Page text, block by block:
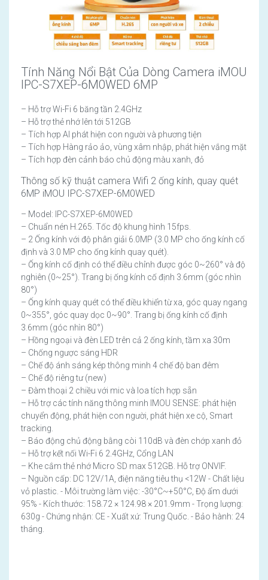
Tính Năng Nổi Bật Của Dòng Camera iMOU
IPC-S7XEP-6M0WED 6MP
– Hỗ trợ Wi-Fi 6 băng tần 2.4GHz
– Hỗ trợ thẻ nhớ lên tới 512GB
– Tích hợp AI phát hiện con người và phương tiện
– Tích hợp Hàng rảo ảo, vùng xâm nhập, phát hiện vắng mặt
– Tích hợp đèn cảnh báo chủ động màu xanh, đỏ
Thông số kỹ thuật camera Wifi 2 ống kính, quay quét
6MP iMOU IPC-S7XEP-6M0WED
– Model: IPC-S7XEP-6M0WED
– Chuẩn nén H.265. Tốc độ khung hình 15fps.
– 2 Ống kính với độ phân giải 6.0MP (3.0 MP cho ống kính cố
định và 3.0 MP cho ống kính quay quét).
– Ống kính cố định có thể điều chỉnh được góc 0~260° và độ
nghiên (0~25°). Trang bị ống kính cố định 3.6mm (góc nhìn
80°)
– Ống kính quay quét có thể điều khiển từ xa, góc quay ngang
0~355°, góc quay dọc 0~90°. Trang bị ống kính cố định
3.6mm (góc nhìn 80°)
– Hồng ngoại và đèn LED trên cả 2 ống kính, tầm xa 30m
– Chống ngược sáng HDR
– Chế độ ánh sáng kép thông minh 4 chế độ ban đêm
– Chế độ riêng tư (new)
– Đàm thoại 2 chiều với mic và loa tích hợp sẵn
– Hỗ trợ các tính năng thông minh IMOU SENSE: phát hiện
chuyển động, phát hiện con người, phát hiện xe cộ, Smart
tracking.
– Báo động chủ động bằng còi 110dB và đèn chớp xanh đỏ
– Hỗ trợ kết nối Wi-Fi 6 2.4GHz, Cổng LAN
– Khe cắm thẻ nhớ Micro SD max 512GB. Hỗ trợ ONVIF.
– Nguồn cấp: DC 12V/1A, điện năng tiêu thụ <12W - Chất liệu
vỏ plastic. - Môi trường làm việc: -30°C~+50°C, Độ ẩm dưới
95% - Kích thước: 158.72 × 124.98 × 201.9mm - Trọng lượng:
630g - Chứng nhận: CE - Xuất xứ: Trung Quốc. - Bảo hành: 24
tháng.